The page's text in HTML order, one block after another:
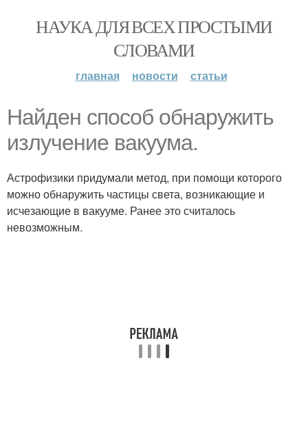
НАУКА ДЛЯ ВСЕХ ПРОСТЫМИ
СЛОВАМИ
главная новости статьи
Найден способ обнаружить
излучение вакуума.
Астрофизики придумали метод, при помощи которого
можно обнаружить частицы света, возникающие и
исчезающие в вакууме. Ранее это считалось
невозможным.